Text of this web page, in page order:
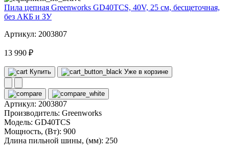
Пила цепная Greenworks GD40TCS, 40V, 25 см, бесщеточная,
без АКБ и ЗУ
Артикул: 2003807
13 990 ₽
Купить Уже в корзине
Артикул: 2003807
Производитель: Greenworks
Модель: GD40TCS
Мощность, (Вт): 900
Длина пильной шины, (мм): 250